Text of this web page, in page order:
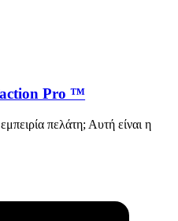
Pro ™
πελάτη; Αυτή είναι η